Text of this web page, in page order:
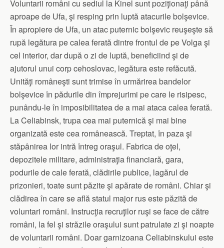
Voluntarii români cu sediul la Kinel sunt poziţionaţi până
aproape de Ufa, şi resping prin luptă atacurile bolşevice.
În apropiere de Ufa, un atac puternic bolşevic reuşeşte să
rupă legătura pe calea ferată dintre frontul de pe Volga şi
cel interior, dar după o zi de luptă, beneficiind şi de
ajutorul unui corp cehoslovac, legătura este refăcută.
Unităţi româneşti sunt trimise în urmărirea bandelor
bolşevice în pădurile din împrejurimi pe care le risipesc,
punându-le în imposibilitatea de a mai ataca calea ferată.
La Celiabinsk, trupa cea mai puternică şi mai bine
organizată este cea românească. Treptat, în paza şi
stăpânirea lor intră întreg oraşul. Fabrica de oţel,
depozitele militare, administraţia financiară, gara,
podurile de cale ferată, clădirile publice, lagărul de
prizonieri, toate sunt păzite şi apărate de români. Chiar şi
clădirea în care se află statul major rus este păzită de
voluntari români. Instrucţia recruţilor ruşi se face de către
români, la fel şi străzile oraşului sunt patrulate zi şi noapte
de voluntarii români. Doar garnizoana Celiabinskului este